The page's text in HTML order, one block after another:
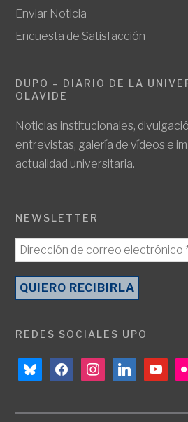
Enviar Noticia
Encuesta de Satisfacción
DUPO – DIARIO DE LA
OLAVIDE
Noticias institucionales,
entrevistas, galería de vídeos e
actualidad universitaria.
NEWSLETTER
REDES SOCIALES UPO
blueskyfacebookinstagramlinkedinyoutube